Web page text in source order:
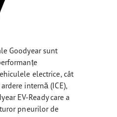
Goodyear sunt
electrice, cât
internă (ICE),
EV-Ready care a
pneurilor de